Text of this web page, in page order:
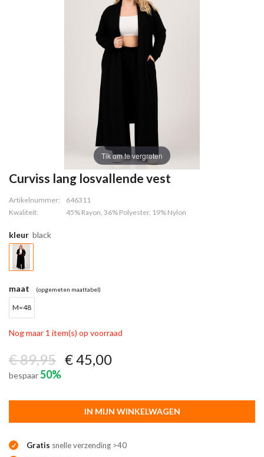
Tik om te vergroten
Curviss lang losvallende vest
Artikelnummer:
646311
Kwaliteit:
45% Rayon, 36% Polyester, 19% Nylon
kleur black
maat (opgemeten maattabel)
M=48
Nog maar 1 item(s) op voorraad
€ 89,95 € 45,00
bespaar50%
IN MIJN WINKELWAGEN
Gratis snelle verzending >40